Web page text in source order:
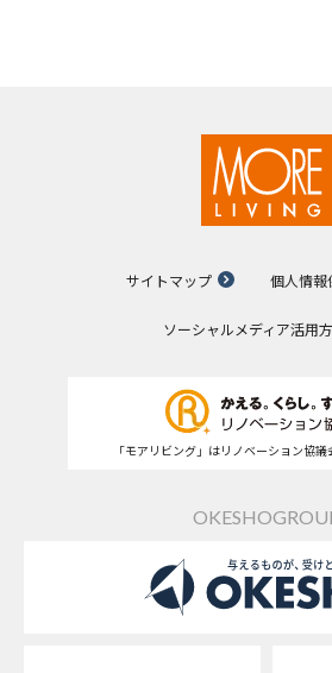
サイトマップ 個人情報
ソーシャルメディア活用
「モアリビング」はリノベーション協議